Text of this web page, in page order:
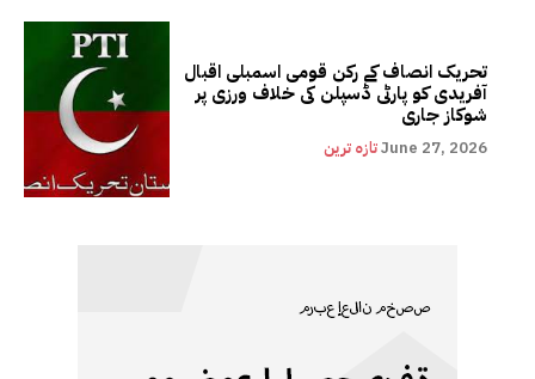
تحریک انصاف کے رکن قومی اسمبلی اقبال
آفریدی کو پارٹی ڈسپلن کی خلاف ورزی پر
شوکاز جاری
تازہ ترینJune 27, 2026